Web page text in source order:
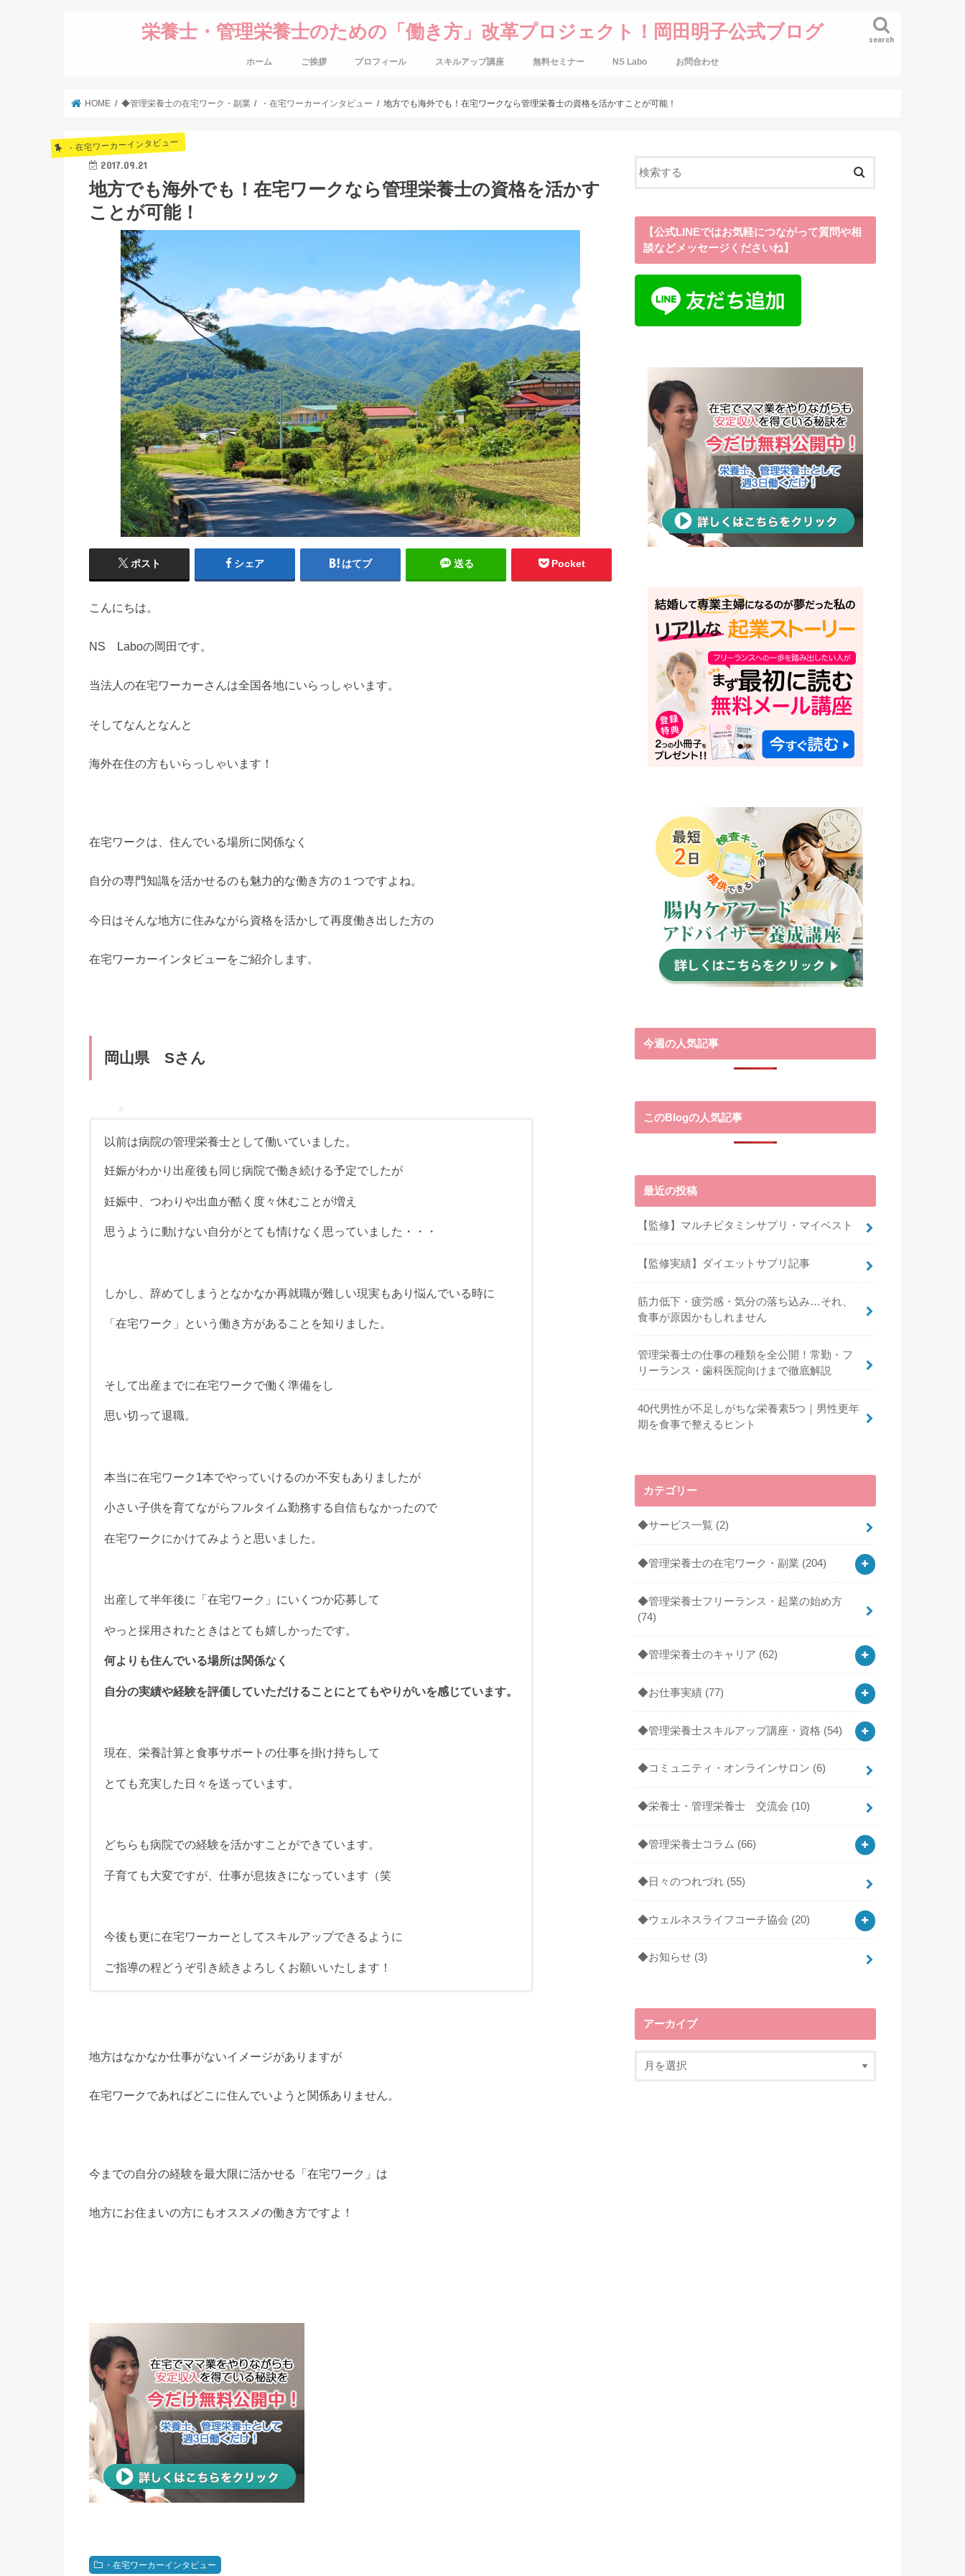
栄養士・管理栄養士のための「働き方」改革プロジェクト！岡田明子公式ブログ search
ホーム ご挨拶 プロフィール スキルアップ講座 無料セミナー NS Labo お問合わせ
HOME ◆管理栄養士の在宅ワーク・副業 ・在宅ワーカーインタビュー 地方でも海外でも！在宅ワークなら管理栄養士の資格を活かすことが可能！
・在宅ワーカーインタビュー
2017.09.21
地方でも海外でも！在宅ワークなら管理栄養士の資格を活かす
ことが可能！
ポスト シェア はてブ 送る Pocket
こんにちは。
NS Laboの岡田です。
当法人の在宅ワーカーさんは全国各地にいらっしゃいます。
そしてなんとなんと
海外在住の方もいらっしゃいます！
在宅ワークは、住んでいる場所に関係なく
自分の専門知識を活かせるのも魅力的な働き方の１つですよね。
今日はそんな地方に住みながら資格を活かして再度働き出した方の
在宅ワーカーインタビューをご紹介します。
岡山県 Sさん
以前は病院の管理栄養士として働いていました。
妊娠がわかり出産後も同じ病院で働き続ける予定でしたが
妊娠中、つわりや出血が酷く度々休むことが増え
思うように動けない自分がとても情けなく思っていました・・・
しかし、辞めてしまうとなかなか再就職が難しい現実もあり悩んでいる時に
「在宅ワーク」という働き方があることを知りました。
そして出産までに在宅ワークで働く準備をし
思い切って退職。
本当に在宅ワーク1本でやっていけるのか不安もありましたが
小さい子供を育てながらフルタイム勤務する自信もなかったので
在宅ワークにかけてみようと思いました。
出産して半年後に「在宅ワーク」にいくつか応募して
やっと採用されたときはとても嬉しかったです。
何よりも住んでいる場所は関係なく
自分の実績や経験を評価していただけることにとてもやりがいを感じています。
現在、栄養計算と食事サポートの仕事を掛け持ちして
とても充実した日々を送っています。
どちらも病院での経験を活かすことができています。
子育ても大変ですが、仕事が息抜きになっています（笑
今後も更に在宅ワーカーとしてスキルアップできるように
ご指導の程どうぞ引き続きよろしくお願いいたします！
地方はなかなか仕事がないイメージがありますが
在宅ワークであればどこに住んでいようと関係ありません。
今までの自分の経験を最大限に活かせる「在宅ワーク」は
地方にお住まいの方にもオススメの働き方ですよ！
・在宅ワーカーインタビュー
【公式LINEではお気軽につながって質問や相
談などメッセージくださいね】
今週の人気記事
このBlogの人気記事
最近の投稿
【監修】マルチビタミンサプリ・マイベスト
【監修実績】ダイエットサプリ記事
筋力低下・疲労感・気分の落ち込み…それ、
食事が原因かもしれません
管理栄養士の仕事の種類を全公開！常勤・フ
リーランス・歯科医院向けまで徹底解説
40代男性が不足しがちな栄養素5つ｜男性更年
期を食事で整えるヒント
カテゴリー
◆サービス一覧 (2)
◆管理栄養士の在宅ワーク・副業 (204)
◆管理栄養士フリーランス・起業の始め方
(74)
◆管理栄養士のキャリア (62)
◆お仕事実績 (77)
◆管理栄養士スキルアップ講座・資格 (54)
◆コミュニティ・オンラインサロン (6)
◆栄養士・管理栄養士 交流会 (10)
◆管理栄養士コラム (66)
◆日々のつれづれ (55)
◆ウェルネスライフコーチ協会 (20)
◆お知らせ (3)
アーカイブ